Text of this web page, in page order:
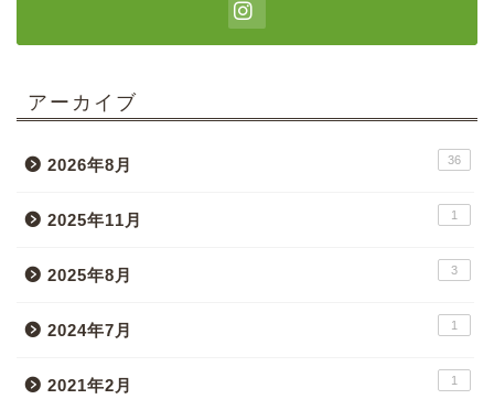
アーカイブ
2026年8月 36
2025年11月 1
2025年8月 3
2024年7月 1
2021年2月 1